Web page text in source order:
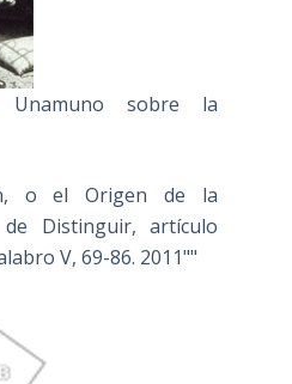
Unamuno sobre la
o el Origen de la
Distinguir, artículo
V, 69-86. 2011""